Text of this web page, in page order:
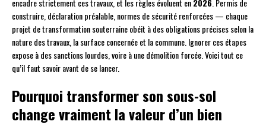
encadre strictement ces travaux, et les règles évoluent en2026 . Permis de
construire, déclaration préalable, normes de sécurité renforcées — chaque
projet de transformation souterraine obéit à des obligations précises selon la
nature des travaux, la surface concernée et la commune. Ignorer ces étapes
expose à des sanctions lourdes, voire à une démolition forcée. Voici tout ce
qu’il faut savoir avant de se lancer.
Pourquoi transformer son sous-sol
change vraiment la valeur d’un bien